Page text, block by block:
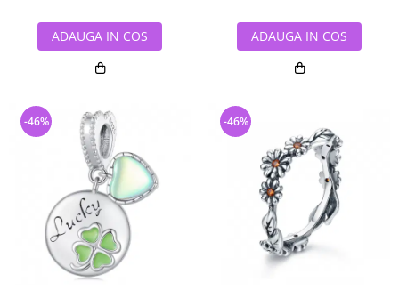
ADAUGA IN COS ADAUGA IN COS
-46% -46%